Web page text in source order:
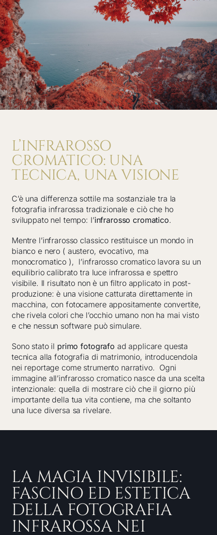
L’INFRAROSSO
CROMATICO: UNA
TECNICA, UNA VISIONE
C’è una differenza sottile ma sostanziale tra la
fotografia infrarossa tradizionale e ciò che ho
sviluppato nel tempo: l’infrarosso cromatico.
Mentre l’infrarosso classico restituisce un mondo in
bianco e nero ( austero, evocativo, ma
monocromatico ), l’infrarosso cromatico lavora su un
equilibrio calibrato tra luce infrarossa e spettro
visibile. Il risultato non è un filtro applicato in post-
produzione: è una visione catturata direttamente in
macchina, con fotocamere appositamente convertite,
che rivela colori che l’occhio umano non ha mai visto
e che nessun software può simulare.
Sono stato il primo fotografo ad applicare questa
tecnica alla fotografia di matrimonio, introducendola
nei reportage come strumento narrativo. Ogni
immagine all’infrarosso cromatico nasce da una scelta
intenzionale: quella di mostrare ciò che il giorno più
importante della tua vita contiene, ma che soltanto
una luce diversa sa rivelare.
LA MAGIA INVISIBILE:
FASCINO ED ESTETICA
DELLA FOTOGRAFIA
INFRAROSSA NEI